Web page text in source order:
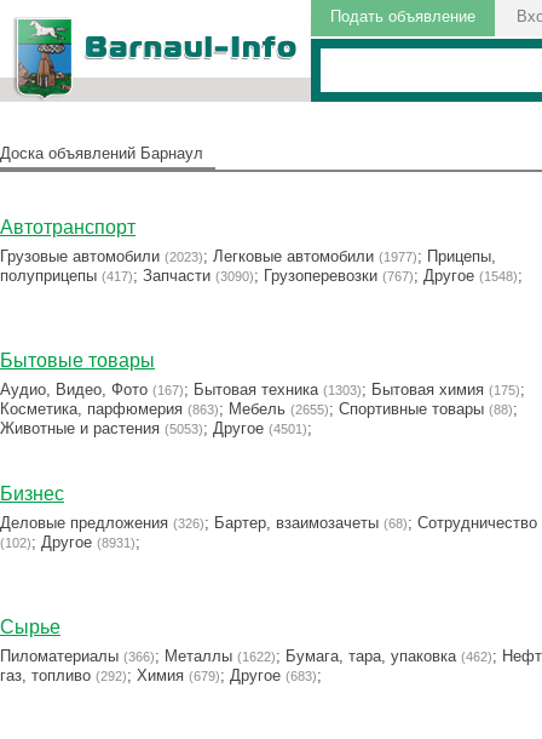
Подать объявление
Доска объявлений Барнаул
Автотранспорт
Грузовые автомобили (2023); Легковые автомобили (1977); Прицепы,
полуприцепы (417); Запчасти (3090); Грузоперевозки (767); Другое (1548);
Бытовые товары
Аудио, Видео, Фото (167); Бытовая техника (1303); Бытовая химия (175);
Косметика, парфюмерия (863); Мебель (2655); Cпортивные товары (88);
Животные и растения (5053); Другое (4501);
Бизнес
Деловые предложения (326); Бартер, взаимозачеты (68); Сотрудничество
(102); Другое (8931);
Сырье
Пиломатериалы (366); Металлы (1622); Бумага, тара, упаковка (462);
газ, топливо (292); Химия (679); Другое (683);